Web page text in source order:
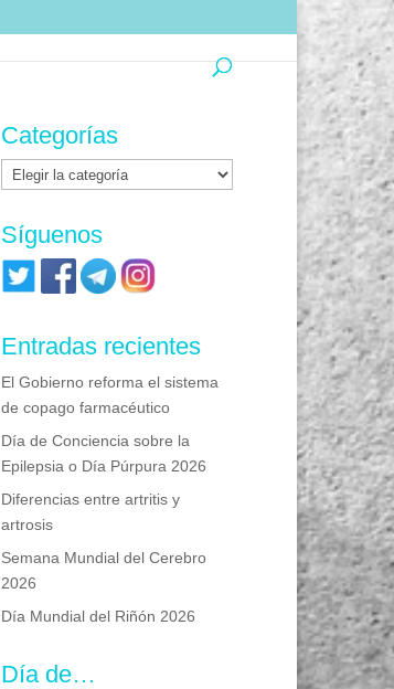
Categorías
Categorías
Síguenos
Entradas recientes
El Gobierno reforma el sistema
de copago farmacéutico
Día de Conciencia sobre la
Epilepsia o Día Púrpura 2026
Diferencias entre artritis y
artrosis
Semana Mundial del Cerebro
2026
Día Mundial del Riñón 2026
Día de…